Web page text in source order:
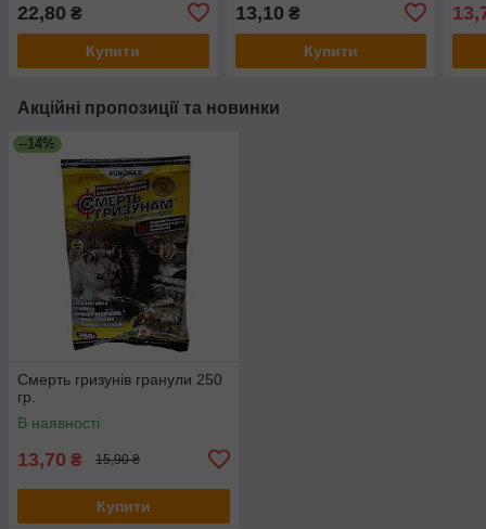
22,80 ₴
Купити
13,10 ₴
Купити
Акційні пропозиції та новинки
–14%
Смерть гризунів гранули 250
гр.
В наявності
13,70 ₴ 15,90 ₴
Купити